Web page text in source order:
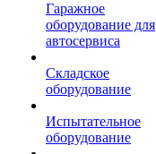
Гаражное
оборудование для
автосервиса
Складское
оборудование
Испытательное
оборудование